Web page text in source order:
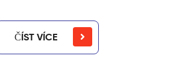
ČÍST VÍCE